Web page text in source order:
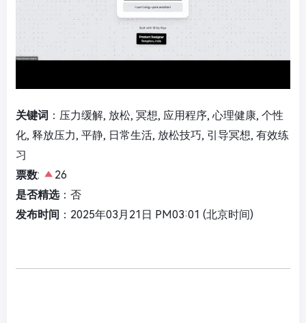
关键词 ：压力缓解, 放松, 冥想, 应用程序, 心理健康, 个性
化, 释放压力, 平静, 日常生活, 放松技巧, 引导冥想, 有效练
习
票数:
26
是否精选：否
发布时间 ：2025年03月21日 PM03:01 (北京时间)